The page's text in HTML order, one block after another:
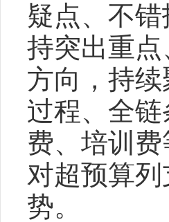
疑点、不
持突出重
方向，持
过程、全
费、培训
对超预算
势。